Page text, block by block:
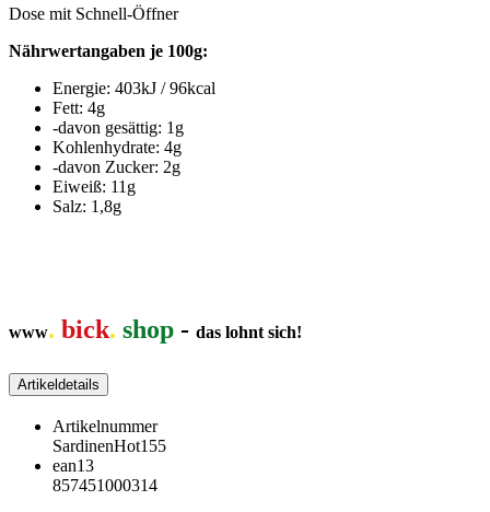
Dose mit Schnell-Öffner
Nährwertangaben je 100g:
Energie: 403kJ / 96kcal
Fett: 4g
-davon gesättig: 1g
Kohlenhydrate: 4g
-davon Zucker: 2g
Eiweiß: 11g
Salz: 1,8g
www. bick. shop - das lohnt sich!
Artikeldetails
Artikelnummer
SardinenHot155
ean13
857451000314